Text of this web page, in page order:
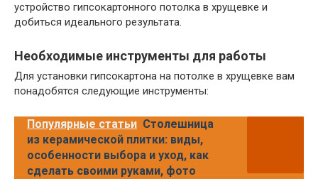
устройство гипсокартонного потолка в хрущевке и
добиться идеального результата.
Необходимые инструменты для работы
Для установки гипсокартона на потолке в хрущевке вам
понадобятся следующие инструменты:
Популярные статьи Столешница
из керамической плитки: виды,
особенности выбора и уход, как
сделать своими руками, фото